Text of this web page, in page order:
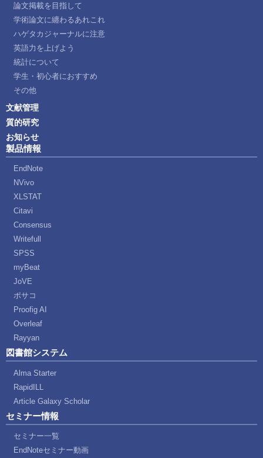
論文掲載を目指して
学術論文に纏わるあれこれ
ハゲタカジャーナルに注意
英語力を上げよう
統計について
学生・初心者におすすめ
その他
文献管理
質的研究
お知らせ
製品情報
EndNote
NVivo
XLSTAT
Citavi
Consensus
Writefull
SPSS
myBeat
JoVE
ポサコ
Proofig AI
Overleaf
Rayyan
図書館システム
Alma Starter
RapidILL
Article Galaxy Scholar
セミナー情報
セミナー一覧
EndNoteセミナー動画